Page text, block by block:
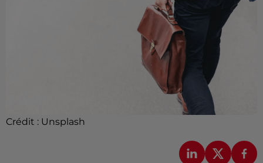
Crédit : Unsplash